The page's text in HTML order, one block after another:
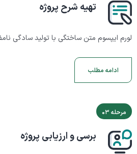
تهیه شرح پروژه
لورم ایپسوم متن ساختگی با تولید سادگی
ادامه مطلب
مرحله ۰۳
برسی و ارزیابی پروژه